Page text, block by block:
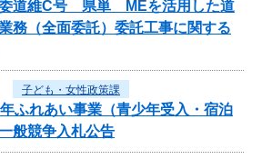
委道維C号 県単 MEを活用した道
務（全面委託）委託工事に関する
子ども・女性政策課
ふれあい事業（青少年受入・宿泊
般競争入札公告